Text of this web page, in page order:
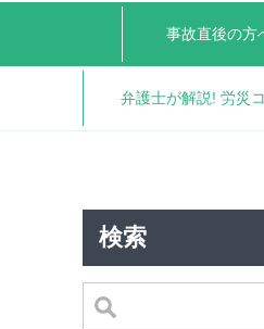
事故直後の方
弁護士が解説! 労災
検索